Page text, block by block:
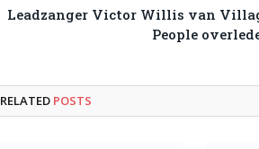
Leadzanger Victor Willis van
People
RELATED POSTS